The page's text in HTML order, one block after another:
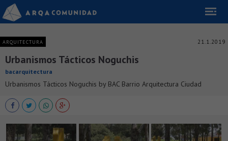
ARQUITECTURA 21.1.2019
Urbanismos Tácticos Noguchis
bacarquitectura
Urbanismos Tácticos Noguchis by BAC Barrio Arquitectura Ciudad